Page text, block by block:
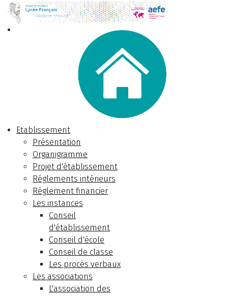
Etablissement
Présentation
Organigramme
Projet d'établissement
Réglements intérieurs
Réglement financier
Les instances
Conseil
d'établissement
Conseil d'école
Conseil de classe
Les procès verbaux
Les associations
L'association des